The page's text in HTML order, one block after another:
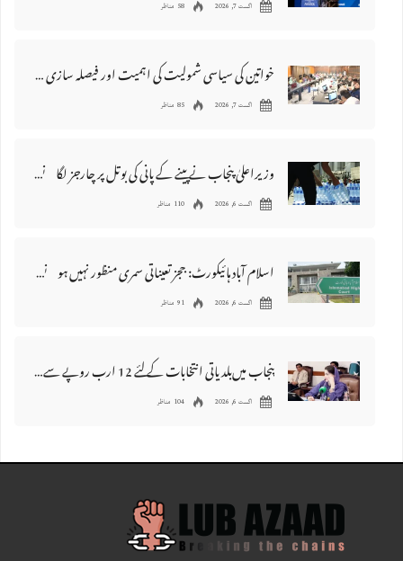
اگست 7, 2026 58 مناظر
خواتین کی سیاسی شمولیت کی اہمیت اور فیصلہ سازی کے عمل میں فعال کردار
اگست 7, 2026 85 مناظر
وزیراعلیٰ پنجاب نے پینے کے پانی کی بوتل پر چارجز لگانے کی تجویز مستر دکر دی
اگست 6, 2026 110 مناظر
اسلام آباد ہائیکورٹ: ججز تعیناتی سمری منظور نہیں‌ ہونے کے خٌلاف فیصلہ محفوظ
اگست 6, 2026 91 مناظر
پنجاب میں‌بلدیاتی انتخابات کے لئے 12 ارب روپے سے زائد مختص کرنے کی منظوری
اگست 6, 2026 104 مناظر